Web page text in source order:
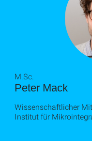
Peter Mack
M.Sc.
Wissenschaftlicher
Institut für